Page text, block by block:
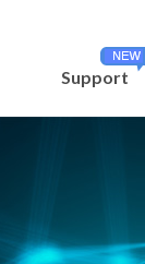
Support